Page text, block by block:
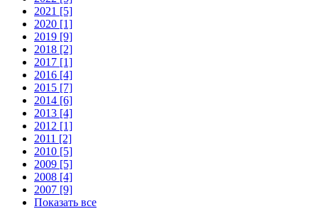
2021 [5]
2020 [1]
2019 [9]
2018 [2]
2017 [1]
2016 [4]
2015 [7]
2014 [6]
2013 [4]
2012 [1]
2011 [2]
2010 [5]
2009 [5]
2008 [4]
2007 [9]
Показать все